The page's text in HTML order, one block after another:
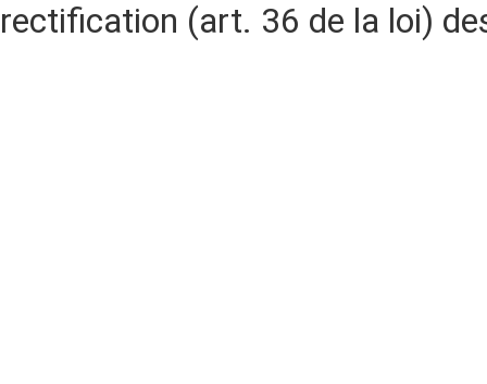
rectification (art. 36 de la loi)